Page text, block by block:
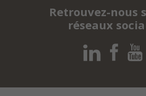
Retrouvez-nous
réseaux